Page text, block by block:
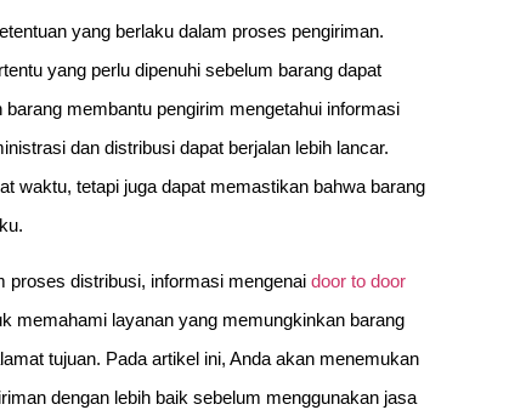
yang berlaku dalam proses pengiriman.
yang perlu dipenuhi sebelum barang dapat
membantu pengirim mengetahui informasi
dan distribusi dapat berjalan lebih lancar.
waktu, tetapi juga dapat memastikan bahwa barang
proses distribusi, informasi mengenai door to door
memahami layanan yang memungkinkan barang
tujuan. Pada artikel ini, Anda akan menemukan
dengan lebih baik sebelum menggunakan jasa